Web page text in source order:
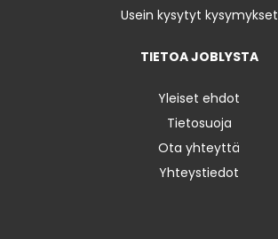
Usein kysytyt kysymykset
TIETOA JOBLYSTA
Yleiset ehdot
Tietosuoja
Ota yhteyttä
Yhteystiedot